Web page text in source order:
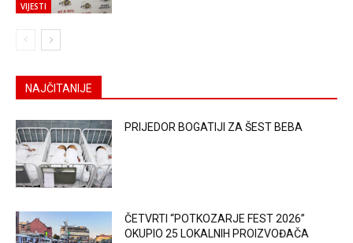
VIJESTI
NAJČITANIJE
PRIJEDOR BOGATIJI ZA ŠEST BEBA
ČETVRTI “POTKOZARJE FEST 2026”
OKUPIO 25 LOKALNIH PROIZVOĐAČA